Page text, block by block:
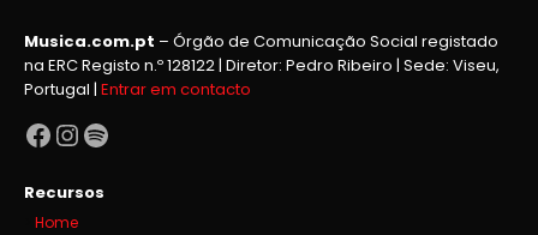
Musica.com.pt – Órgão de Comunicação Social registado
na ERC Registo n.º 128122 | Diretor: Pedro Ribeiro | Sede: Viseu,
Portugal | Entrar em contacto
Facebook
Instagram
Spotify
Recursos
Home